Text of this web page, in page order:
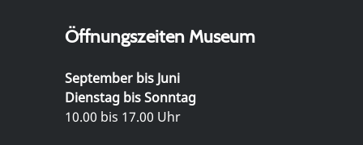
Öffnungszeiten Museum
September bis Juni
Dienstag bis Sonntag
10.00 bis 17.00 Uhr